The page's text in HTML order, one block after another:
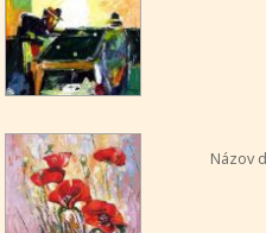
Názov